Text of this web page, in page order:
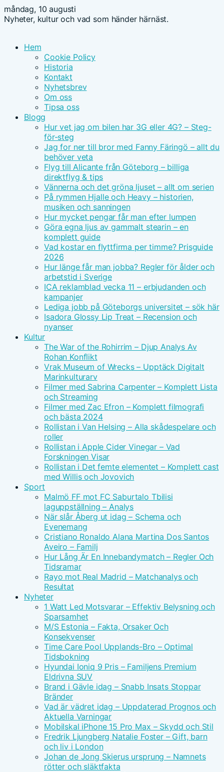
måndag, 10 augusti
Nyheter, kultur och vad som händer härnäst.
Hem
Cookie Policy
Historia
Kontakt
Nyhetsbrev
Om oss
Tipsa oss
Blogg
Hur vet jag om bilen har 3G eller 4G? – Steg-
för-steg
Jag for ner till bror med Fanny Färingö – allt du
behöver veta
Flyg till Alicante från Göteborg – billiga
direktflyg & tips
Vännerna och det gröna ljuset – allt om serien
På rymmen Hjalle och Heavy – historien,
musiken och sanningen
Hur mycket pengar får man efter lumpen
Göra egna ljus av gammalt stearin – en
komplett guide
Vad kostar en flyttfirma per timme? Prisguide
2026
Hur länge får man jobba? Regler för ålder och
arbetstid i Sverige
ICA reklamblad vecka 11 – erbjudanden och
kampanjer
Lediga jobb på Göteborgs universitet – sök här
Isadora Glossy Lip Treat – Recension och
nyanser
Kultur
The War of the Rohirrim – Djup Analys Av
Rohan Konflikt
Vrak Museum of Wrecks – Upptäck Digitalt
Marinkulturarv
Filmer med Sabrina Carpenter – Komplett Lista
och Streaming
Filmer med Zac Efron – Komplett filmografi
och bästa 2024
Rollistan i Van Helsing – Alla skådespelare och
roller
Rollistan i Apple Cider Vinegar – Vad
Forskningen Visar
Rollistan i Det femte elementet – Komplett cast
med Willis och Jovovich
Sport
Malmö FF mot FC Saburtalo Tbilisi
laguppställning – Analys
När slår Åberg ut idag – Schema och
Evenemang
Cristiano Ronaldo Alana Martina Dos Santos
Aveiro – Familj
Hur Lång Är En Innebandymatch – Regler Och
Tidsramar
Rayo mot Real Madrid – Matchanalys och
Resultat
Nyheter
1 Watt Led Motsvarar – Effektiv Belysning och
Sparsamhet
M/S Estonia – Fakta, Orsaker Och
Konsekvenser
Time Care Pool Upplands-Bro – Optimal
Tidsbokning
Hyundai Ioniq 9 Pris – Familjens Premium
Eldrivna SUV
Brand i Gävle idag – Snabb Insats Stoppar
Bränder
Vad är vädret idag – Uppdaterad Prognos och
Aktuella Varningar
Mobilskal iPhone 15 Pro Max – Skydd och Stil
Fredrik Ljungberg Natalie Foster – Gift, barn
och liv i London
Johan de Jong Skierus ursprung – Namnets
rötter och släktfakta